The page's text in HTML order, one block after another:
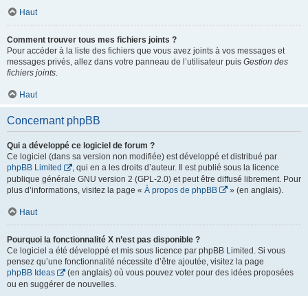
Haut
Comment trouver tous mes fichiers joints ?
Pour accéder à la liste des fichiers que vous avez joints à vos messages et
messages privés, allez dans votre panneau de l’utilisateur puis Gestion des
fichiers joints.
Haut
Concernant phpBB
Qui a développé ce logiciel de forum ?
Ce logiciel (dans sa version non modifiée) est développé et distribué par
phpBB Limited
, qui en a les droits d’auteur. Il est publié sous la licence
publique générale GNU version 2 (GPL-2.0) et peut être diffusé librement. Pour
plus d’informations, visitez la page « À propos de phpBB » (en anglais).
Haut
Pourquoi la fonctionnalité X n’est pas disponible ?
Ce logiciel a été développé et mis sous licence par phpBB Limited. Si vous
pensez qu’une fonctionnalité nécessite d’être ajoutée, visitez la page
phpBB Ideas
(en anglais) où vous pouvez voter pour des idées proposées
ou en suggérer de nouvelles.